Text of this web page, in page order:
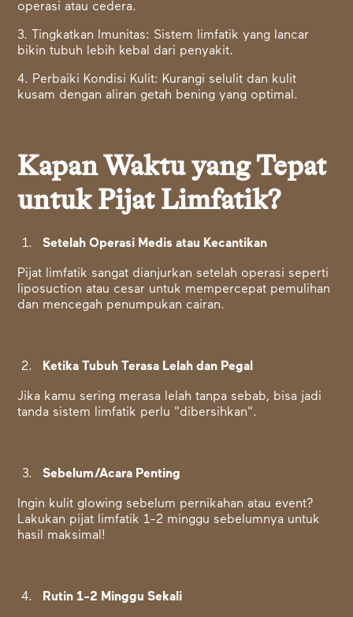
operasi atau cedera.
3. Tingkatkan Imunitas: Sistem limfatik yang lancar
bikin tubuh lebih kebal dari penyakit.
4. Perbaiki Kondisi Kulit: Kurangi selulit dan kulit
kusam dengan aliran getah bening yang optimal.
Kapan Waktu yang Tepat
untuk Pijat Limfatik?
Setelah Operasi Medis atau Kecantikan
Pijat limfatik sangat dianjurkan setelah operasi seperti
liposuction atau cesar untuk mempercepat pemulihan
dan mencegah penumpukan cairan.
Ketika Tubuh Terasa Lelah dan Pegal
Jika kamu sering merasa lelah tanpa sebab, bisa jadi
tanda sistem limfatik perlu "dibersihkan".
Sebelum/Acara Penting
Ingin kulit glowing sebelum pernikahan atau event?
Lakukan pijat limfatik 1-2 minggu sebelumnya untuk
hasil maksimal!
Rutin 1-2 Minggu Sekali